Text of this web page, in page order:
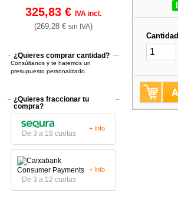
325,83 €IVA incl.
(269,28 €sin IVA)
¿Quieres comprar cantidad?
Consúltanos y te haremos un
presupuesto personalizado.
¿Quieres fraccionar tu
compra?
De 3 a 18 cuotas
+ Info
De 3 a 12 cuotas
+ Info
Cantidad